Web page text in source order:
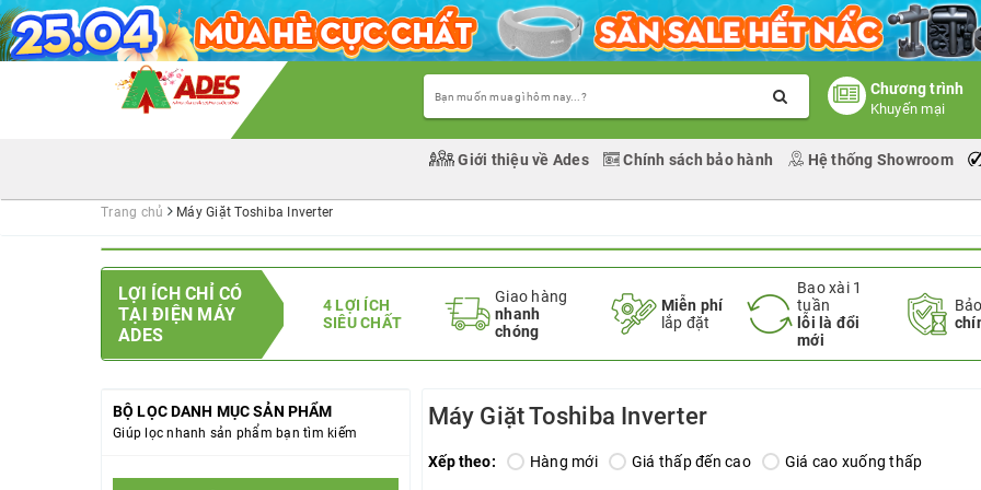
Chương trình
Khuyến mại
Giới thiệu về Ades Chính sách bảo hành Hệ thống Showroom
Trang chủ Máy Giặt Toshiba Inverter
LỢI ÍCH CHỈ CÓ
TẠI ĐIỆN MÁY
ADES
4 LỢI ÍCH
SIÊU CHẤT
Giao hàng
nhanh
chóng
Miễn phí
lắp đặt
Bao xài 1
tuần
lỗi là đổi
mới
BỘ LỌC DANH MỤC SẢN PHẨM
Giúp lọc nhanh sản phẩm bạn tìm kiếm
Máy Giặt Toshiba Inverter
Xếp theo: Hàng mới Giá thấp đến cao Giá cao xuống thấp